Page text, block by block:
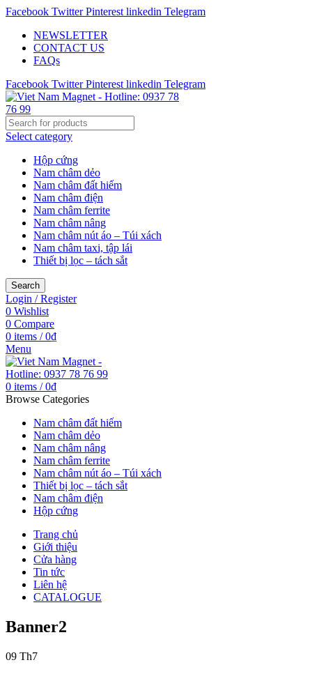
Facebook Twitter Pinterest linkedin Telegram
NEWSLETTER
CONTACT US
FAQs
Facebook Twitter Pinterest linkedin Telegram
Select category
Hộp cứng
Nam châm dẻo
Nam châm đất hiếm
Nam châm điện
Nam châm ferrite
Nam châm nâng
Nam châm nút áo – Túi xách
Nam châm taxi, tập lái
Thiết bị lọc – tách sắt
Search
Login / Register
0 Wishlist
0 Compare
0 items / 0₫
Menu
0 items / 0₫
Browse Categories
Nam châm đất hiếm
Nam châm dẻo
Nam châm nâng
Nam châm ferrite
Nam châm nút áo – Túi xách
Thiết bị lọc – tách sắt
Nam châm điện
Hộp cứng
Trang chủ
Giới thiệu
Cửa hàng
Tin tức
Liên hệ
CATALOGUE
Banner2
09 Th7